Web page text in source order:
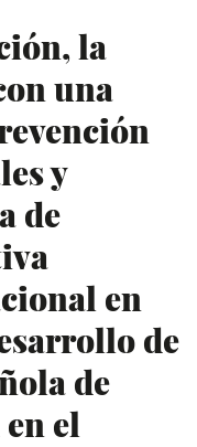
la
una
y
de
en
de
de
el